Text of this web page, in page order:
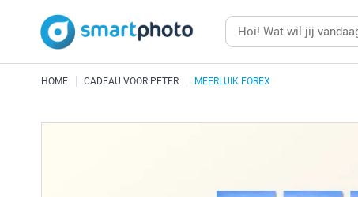
HOME CADEAU VOOR PETER MEERLUIK FOREX